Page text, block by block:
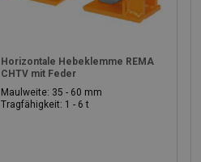
Horizontale Hebeklemme REMA
CHTV mit Feder
Maulweite: 35 - 60 mm
Tragfähigkeit: 1 - 6 t